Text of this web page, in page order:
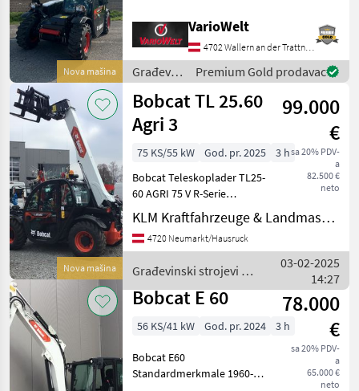
Nova mašina
Hydrostatischer
Fahrantrieb,
Proportionalgesteuerter
Joystick, 4 Lenkungsarten
weitere Details siehe unten
VarioWelt
4702 Wallern an der Trattnach
Građevinski
strojevi /
Bobcat
Premium Gold prodavac
Nova mašina
Bobcat TL 25.60
Agri 3
99.000
€
sa 20% PDV-
a
82.500 €
neto
75 KS/55 kW God. pr. 2025
3 h
Bobcat Teleskoplader TL25-
60 AGRI 75 V R-Serie
Getriebe 30 km/h Alliance-
Reifen – 400/55-17, 5" 149A8
A328 (HOHE
KLM Kraftfahrzeuge & Landmaschinen GmbH
4720 Neumarkt/Hausruck
Građevinski strojevi /
Bobcat
03-02-2025
14:27
Bobcat E 60
78.000
€
sa 20% PDV-
a
65.000 €
neto
56 KS/41 kW God. pr. 2024 3 h
Bobcat E60
Standardmerkmale 1960-